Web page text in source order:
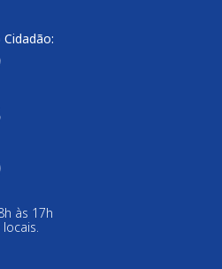
às 17h